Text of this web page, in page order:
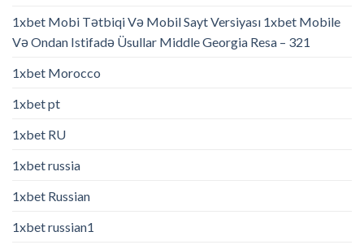
1xbet Mobi Tətbiqi Və Mobil Sayt Versiyası 1xbet Mobile
Və Ondan Istifadə Üsullar Middle Georgia Resa – 321
1xbet Morocco
1xbet pt
1xbet RU
1xbet russia
1xbet Russian
1xbet russian1